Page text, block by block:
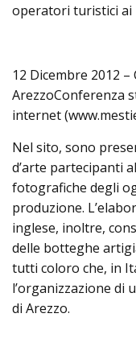
operatori turistici ai
12 Dicembre 2012
ArezzoConferenza
internet
Nel sito, sono
d’arte partecipanti
fotografiche degli
produzione.
inglese, inoltre,
delle botteghe
tutti coloro che, in
l’organizzazione di
di Arezzo.